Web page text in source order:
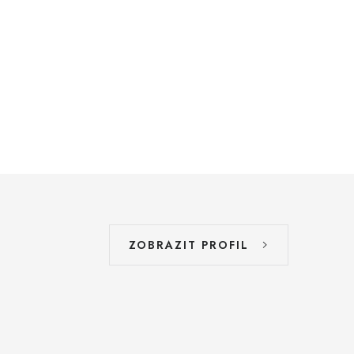
ZOBRAZIT PROFIL